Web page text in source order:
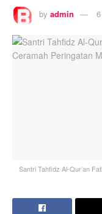
by admin
Santri Tahfidz Al-Qur’an